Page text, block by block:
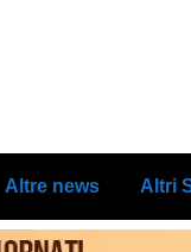
Altre news Altri